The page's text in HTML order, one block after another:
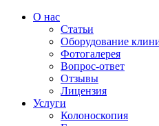
О нас
Статьи
Оборудование
Фотогалерея
Вопрос-ответ
Отзывы
Лицензия
Услуги
Колоноскопия